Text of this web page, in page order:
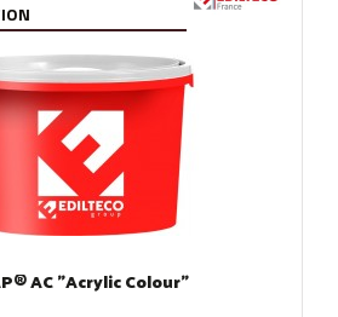
AC "Acrylic Colour"